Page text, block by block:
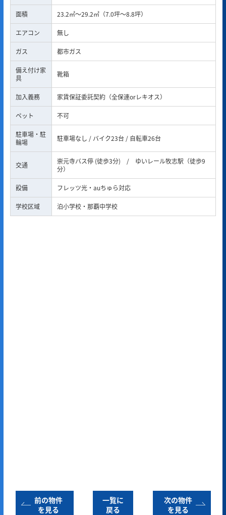
面積 23.2㎡～29.2㎡（7.0坪～8.8坪）
エアコン 無し
ガス 都市ガス
備え付け家
具
靴箱
加入義務 家賃保証委託契約（全保連orレキオス）
ペット 不可
駐車場・駐
輪場
駐車場なし / バイク23台 / 自転車26台
交通
崇元寺バス停 (徒歩3分) / ゆいレール牧志駅（徒歩9
分）
設備 フレッツ光・auちゅら対応
学校区域 泊小学校・那覇中学校
前の物件
を見る
一覧に
戻る
次の物件
を見る